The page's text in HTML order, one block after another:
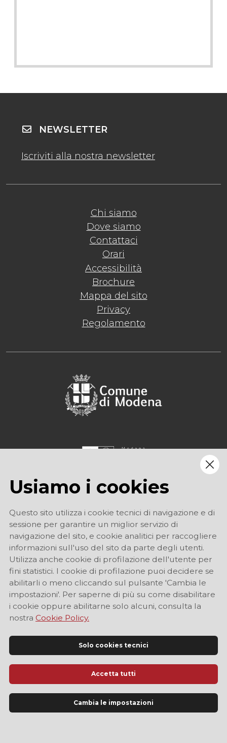
Chi siamo
Dove siamo
Contattaci
Orari
Accessibilità
Brochure
Mappa del sito
Privacy
Regolamento
NEWSLETTER
Iscriviti alla nostra newsletter
Sito Ufficiale di Informazione Turistica di Modena
Usiamo i cookies
Questo sito utilizza i cookie tecnici di navigazione e di
sessione per garantire un miglior servizio di
navigazione del sito, e cookie analitici per raccogliere
informazioni sull'uso del sito da parte degli utenti.
Utilizza anche cookie di profilazione dell'utente per
fini statistici. I cookie di profilazione puoi decidere se
abilitarli o meno cliccando sul pulsante 'Cambia le
impostazioni'. Per saperne di più su come disabilitare
i cookie oppure abilitarne solo alcuni, consulta la
nostra Cookie Policy.
Solo cookies tecnici
Accetta tutti
Cambia le impostazioni